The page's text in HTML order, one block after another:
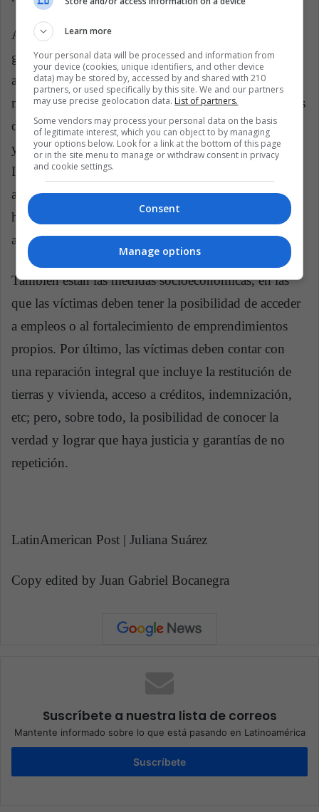
A raíz de esta necesidad, se han dispuesto medidas
generales que se encuentran en la ley y deben ser
aplicables en el marco del conflicto armado, las cuales
menciona el CMPR. Entre ellas se encuentras medidas
de protección a personas que aún siguen amenazadas
y viven en territorios donde persiste el conflicto.
Igualmente, se contemplan medidas de asistencia y
atención, en las que se le debe brindar ayuda
humanitaria a las víctimas, con alojamiento,
alimentación, salud.
También están las medidas socioeconómicas, en las
que las víctimas deben tener la posibilidad de acceder
a empleos o al fortalecimiento de emprendimientos
propios. Por último, las víctimas deben contar con
una reparación integral que incluye la restitución de
tierras y vivienda, acceso a créditos, indemnización,
etc; pero, sobre todo, la posibilidad de conocer la
verdad y lograr que haya justicia y garantías de no
repetición.
LatinAmerican Post | Juliana Suárez
Copy edited by Juan Gabriel Bocanegra
Suscríbete a nuestra lista de correos
Mantente informado sobre lo que está pasando en Latinoamérica
Suscríbete
Learn more
Your personal data will be processed and information from
your device (cookies, unique identifiers, and other device
data) may be stored by, accessed by and shared with 210
partners, or used specifically by this site. We and our partners
may use precise geolocation data. List of partners.
Some vendors may process your personal data on the basis
of legitimate interest, which you can object to by managing
your options below. Look for a link at the bottom of this page
or in the site menu to manage or withdraw consent in privacy
and cookie settings.
Consent
Manage options